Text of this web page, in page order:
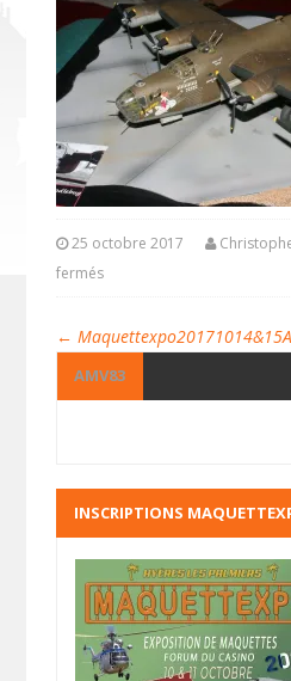
25 octobre 2017
fermés
←
AMV83
INSCRIPTIONS